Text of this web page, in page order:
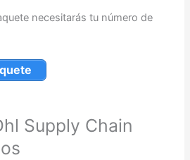
necesitarás tu número de
Supply Chain